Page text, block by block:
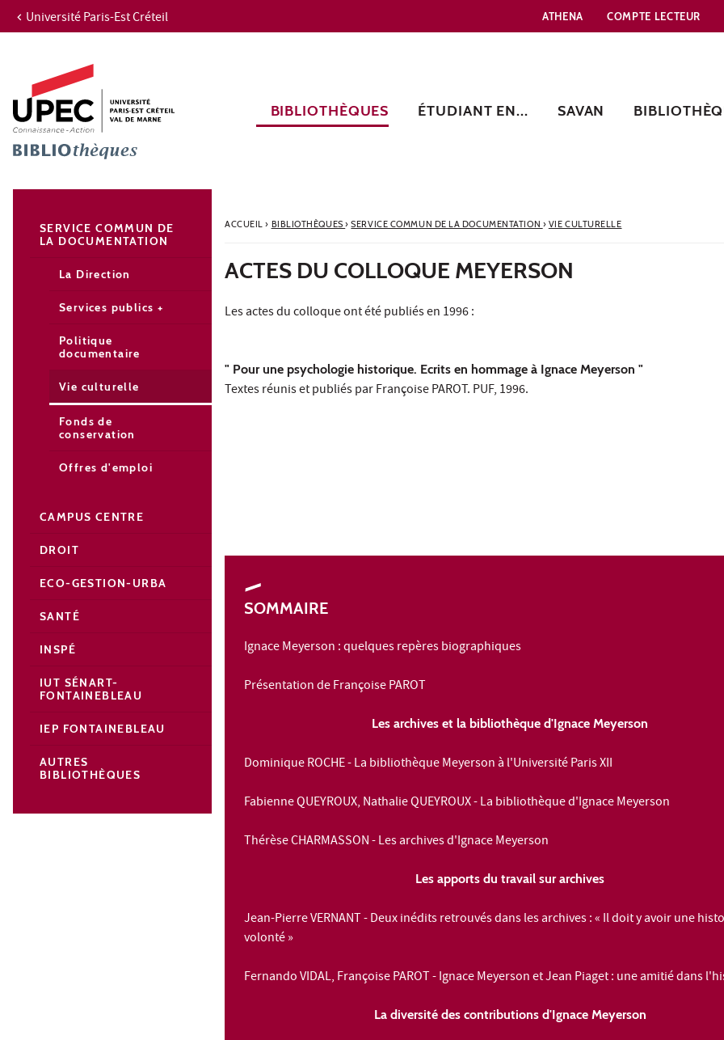
Aller au contenu
Recherche
Navigation secondaire
Université Paris-Est Créteil ATHENA COMPTE LECTEUR
BIBLIOTHÈQUES ÉTUDIANT EN... SAVAN
ACCUEIL› BIBLIOTHÈQUES› SERVICE COMMUN DE LA DOCUMENTATION › VIE CULTURELLE
ACTES DU COLLOQUE MEYERSON
Les actes du colloque ont été publiés en 1996 :
" Pour une psychologie historique. Ecrits en hommage à Ignace Meyerson "
Textes réunis et publiés par Françoise PAROT. PUF, 1996.
SOMMAIRE
Ignace Meyerson : quelques repères biographiques
Présentation de Françoise PAROT
Les archives et la bibliothèque d'Ignace Meyerson
Dominique ROCHE - La bibliothèque Meyerson à l'Université Paris XII
Fabienne QUEYROUX, Nathalie QUEYROUX - La bibliothèque d'Ignace Meyerson
Thérèse CHARMASSON - Les archives d'Ignace Meyerson
Les apports du travail sur archives
Jean-Pierre VERNANT - Deux inédits retrouvés dans les archives : « Il doit y avoir une
volonté »
Fernando VIDAL, Françoise PAROT - Ignace Meyerson et Jean Piaget : une amitié dans
La diversité des contributions d'Ignace Meyerson
SERVICE COMMUN DE
LA DOCUMENTATION
La Direction
Services publics +
Politique
documentaire
Vie culturelle
Fonds de
conservation
Offres d'emploi
CAMPUS CENTRE
DROIT
ECO-GESTION-URBA
SANTÉ
INSPÉ
IUT SÉNART-
FONTAINEBLEAU
IEP FONTAINEBLEAU
AUTRES
BIBLIOTHÈQUES